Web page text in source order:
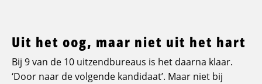
Uit het oog, maar niet uit het hart
Bij 9 van de 10 uitzendbureaus is het daarna klaar.
‘Door naar de volgende kandidaat’. Maar niet bij